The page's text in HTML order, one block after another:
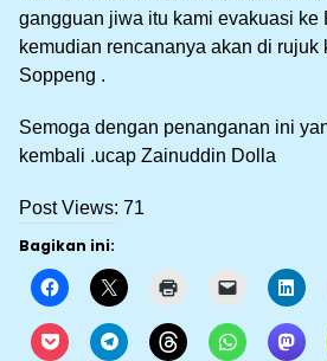
gangguan jiwa itu kami evakuasi ke
kemudian rencananya akan di rujuk
Soppeng .
Semoga dengan penanganan ini
kembali .ucap Zainuddin Dolla
Post Views: 71
Bagikan ini: